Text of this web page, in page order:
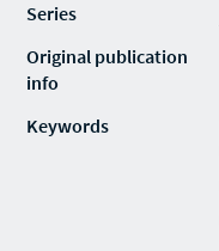
Series
Original publication
info
Keywords